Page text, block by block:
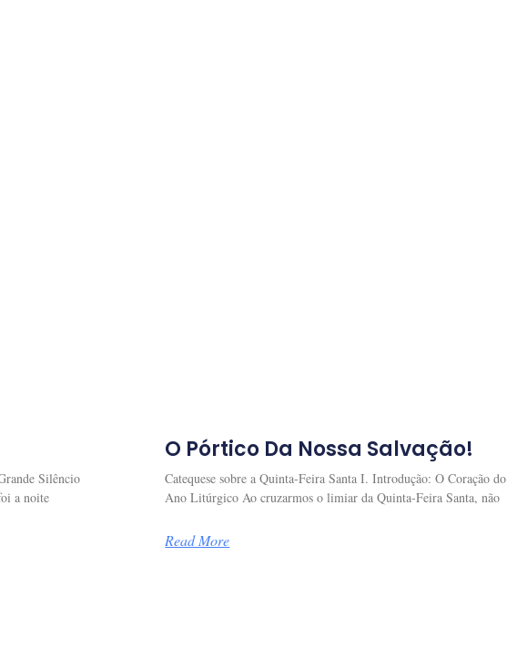
Silêncio
a noite
O Pórtico Da Nossa Salvação!
Catequese sobre a Quinta-Feira Santa I. Introdução: O Coração do
Ano Litúrgico Ao cruzarmos o limiar da Quinta-Feira Santa, não
Read More